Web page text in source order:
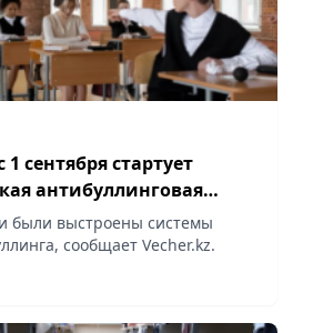
1 сентября стартует
антибуллинговая
были выстроены системы
сообщает Vecher.kz.